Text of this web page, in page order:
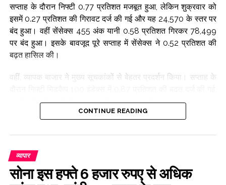
सप्ताह के दौरान निफ्टी 0.77 प्रतिशत मजबूत हुआ, लेकिन शुक्रवार को
इसमें 0.27 प्रतिशत की गिरावट दर्ज की गई और यह 24,570 के स्तर पर
बंद हुआ। वहीं सेंसेक्स 455 अंक यानी 0.58 प्रतिशत गिरकर 78,499
पर बंद हुआ। इसके बावजूद पूरे सप्ताह में सेंसेक्स ने 0.52 प्रतिशत की
बढ़त हासिल की।
वहीं, व्यापक बाजार ने मुख्य सूचकांकों से बेहतर प्रदर्शन किया। सप्ताह के
जबकि निफ्टी स्मॉलकैप 100 इंडेक्स 2.73 प्रतिशत उछल गया। यह
दर्शाता है कि निवेशकों का रुझान बड़े शेयरों के साथ-साथ मध्यम और छोटी
रहा। मजबूत तिमाही नतीजों और कंपनियों से जुड़े सकारात्मक घटनाक्रमों
के चलते निवेशकों का रुझान इस श्रेणी की कंपनियों की ओर बना रहा।
CONTINUE READING
व्यापार
सोना इस हफ्ते 6 हजार रुपए से अधिक